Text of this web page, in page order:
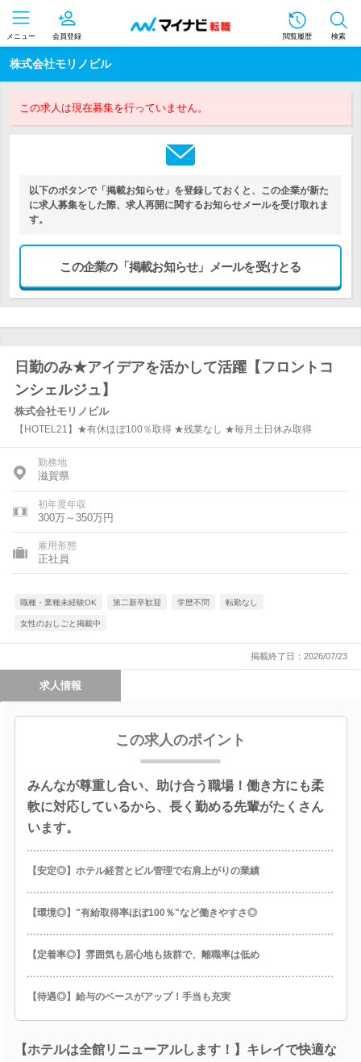
メニュー 会員登録 閲覧履歴 検索
株式会社モリノビル
この求人は現在募集を行っていません。
以下のボタンで「掲載お知らせ」を登録しておくと、この企業が新た
に求人募集をした際、求人再開に関するお知らせメールを受け取れま
す。
この企業の「掲載お知らせ」メールを受けとる
日勤のみ★アイデアを活かして活躍【フロントコ
ンシェルジュ】
株式会社モリノビル
【HOTEL21】★有休ほぼ100％取得 ★残業なし ★毎月土日休み取得
勤務地
滋賀県
初年度年収
300万～350万円
雇用形態
正社員
職種・業種未経験OK 第二新卒歓迎 学歴不問 転勤なし
女性のおしごと掲載中
掲載終了日：2026/07/23
求人情報
この求人のポイント
みんなが尊重し合い、助け合う職場！働き方にも柔
軟に対応しているから、長く勤める先輩がたくさん
います。
【安定◎】ホテル経営とビル管理で右肩上がりの業績
【環境◎】"有給取得率ほぼ100％"など働きやすさ◎
【定着率◎】雰囲気も居心地も抜群で、離職率は低め
【待遇◎】給与のベースがアップ！手当も充実
【ホテルは全館リニューアルします！】キレイで快適な